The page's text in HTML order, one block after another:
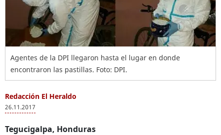
Agentes de la DPI llegaron hasta el lugar en donde
encontraron las pastillas. Foto: DPI.
Redacción El Heraldo
26.11.2017
Tegucigalpa, Honduras